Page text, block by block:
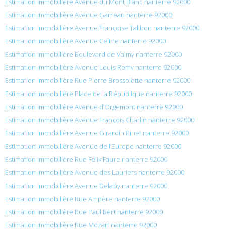
Estimation immobilière Avenue Garreau nanterre 92000
Estimation immobilière Avenue Françoise Talibon nanterre 92000
Estimation immobilière Avenue Celine nanterre 92000
Estimation immobilière Boulevard de Valmy nanterre 92000
Estimation immobilière Avenue Louis Remy nanterre 92000
Estimation immobilière Rue Pierre Brossolette nanterre 92000
Estimation immobilière Place de la République nanterre 92000
Estimation immobilière Avenue d’Orgemont nanterre 92000
Estimation immobilière Avenue François Charlin nanterre 92000
Estimation immobilière Avenue Girardin Binet nanterre 92000
Estimation immobilière Avenue de l’Europe nanterre 92000
Estimation immobilière Rue Felix Faure nanterre 92000
Estimation immobilière Avenue des Lauriers nanterre 92000
Estimation immobilière Avenue Delaby nanterre 92000
Estimation immobilière Rue Ampère nanterre 92000
Estimation immobilière Rue Paul Bert nanterre 92000
Estimation immobilière Rue Mozart nanterre 92000